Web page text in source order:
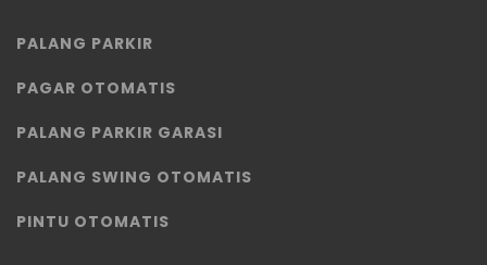
PALANG PARKIR
PAGAR OTOMATIS
PALANG PARKIR GARASI
PALANG SWING OTOMATIS
PINTU OTOMATIS